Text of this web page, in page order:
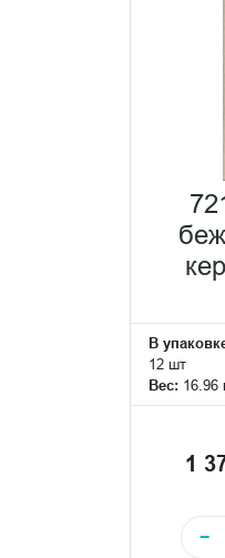
В
12 шт
Вес: 16.96
1
−